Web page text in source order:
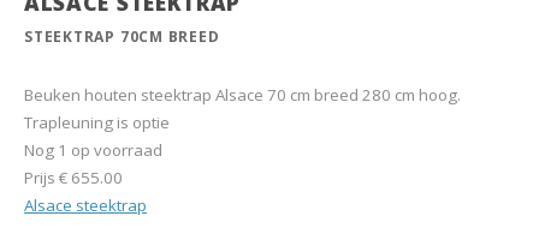
STEEKTRAP 70CM BREED
Beuken houten steektrap Alsace 70 cm breed 280 cm hoog.
Trapleuning is optie
Nog 1 op voorraad
Prijs € 655.00
Alsace steektrap